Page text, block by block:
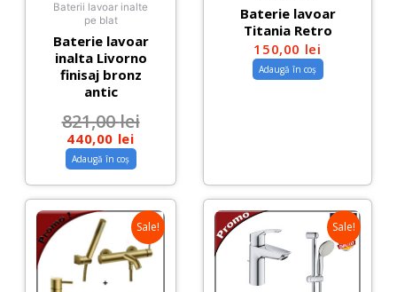
Baterii lavoar inalte
pe blat
Baterie lavoar
inalta Livorno
finisaj bronz
antic
821,00lei
440,00 lei
Adaugă în coș
Baterie lavoar
Titania Retro
150,00 lei
Adaugă în coș
Sale! Sale!